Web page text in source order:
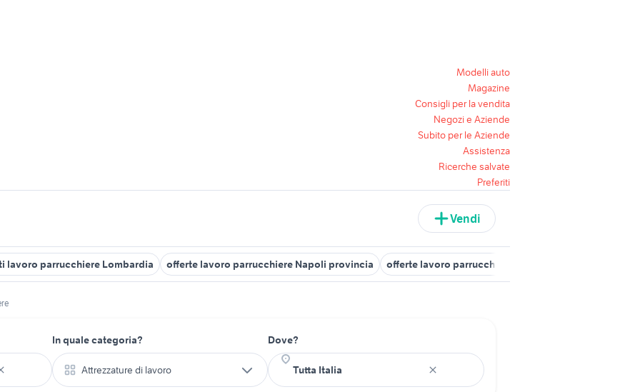
Modelli auto
Magazine
Consigli per la vendita
Negozi e Aziende
Subito per le Aziende
Assistenza
Ricerche salvate
Preferiti
Vendi
lavoro parrucchiere Lombardia offerte lavoro parrucchiere Napoli provincia offerte lavoro parrucchiera genova
In quale categoria?
Attrezzature di lavoro
Dove?